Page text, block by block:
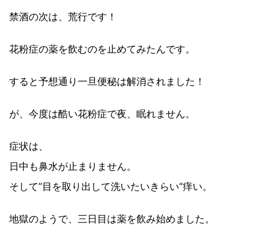
禁酒の次は、荒行です！
花粉症の薬を飲むのを止めてみたんです。
すると予想通り一旦便秘は解消されました！
が、今度は酷い花粉症で夜、眠れません。
症状は、
日中も鼻水が止まりません。
そして”目を取り出して洗いたいきらい”痒い。
地獄のようで、三日目は薬を飲み始めました。